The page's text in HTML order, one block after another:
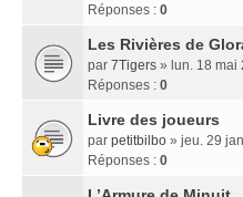
Réponses : 0
Les Rivières de
par 7Tigers » lun. 18 mai
Réponses : 0
Livre des joueurs
par petitbilbo » jeu. 29
Réponses : 0